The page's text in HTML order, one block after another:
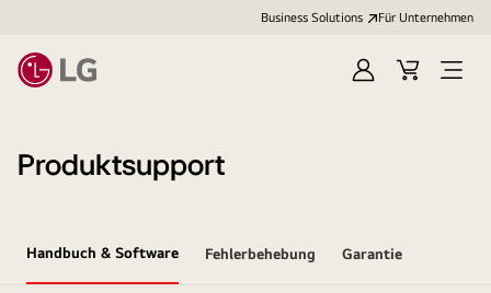
Business Solutions Für Unternehmen
Anmelden
Cart
Open
Produktsupport
Handbuch & Software Fehlerbehebung Garantie